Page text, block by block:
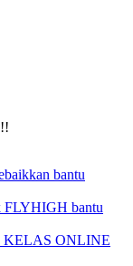
bantu
FLYHIGH bantu
KELAS ONLINE